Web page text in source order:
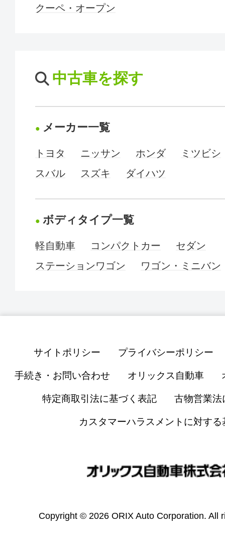
クーペ・オープン
中古車を探す
メーカー一覧
トヨタ ニッサン ホンダ
ミツビシ
スバル
スズキ ダイハツ
ボディタイプ一覧
軽自動車 コンパクトカー
セダン
ステーションワゴン
ワゴン・ミニバン
サイトポリシー プライバシーポリシー
手続き・お問い合わせ オリックス自動車
特定商取引法に基づく表記 古物営業法
カスタマーハラスメントに対する
Copyright © 2026 ORIX Auto Corporation. All